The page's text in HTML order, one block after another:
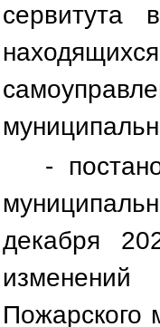
сервитута
-
декабря
изменений
Пожарского